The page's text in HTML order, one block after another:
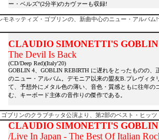
ー・ベルズ"(2分半)のカヴァーも収録!
モネッティズ・ゴブリンの、新曲中心のニュー・アルバ
CLAUDIO SIMONETTI'S GOBLIN
The Devil Is Back
(CD/Deep Red)(Italy'20)
GOBLIN 4、GOBLIN REBIRTH に遅れをとったものの
のニュー・アルバム。デモニア以来の盟友B.プレヴィ
て、予想外にメタル色の薄い、音色・質感ともに往年の
む、キーボード主体の音作りの傑作である。
ブリンのクラブチッタ公演より、第2部のベスト・ヒッ
CLAUDIO SIMONETTI'S GOBLIN
/Live In Japan - The Best Of Italian